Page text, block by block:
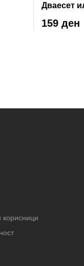
Дваесет
159 ден
корисници